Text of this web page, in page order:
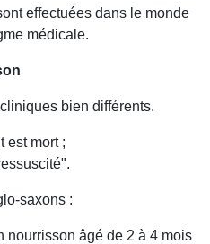
effectuées dans le monde
médicale.
bien différents.
est mort ;
saxons :
nourrisson âgé de 2 à 4 mois